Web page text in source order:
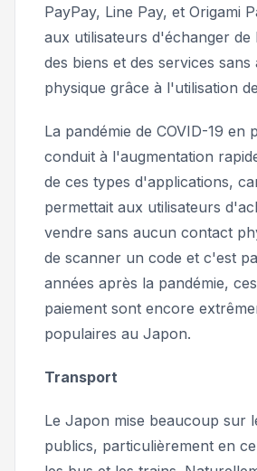
PayPay, Line Pay, et Origami
aux utilisateurs d'échanger
des biens et des services
physique grâce à l'utilisation
La pandémie de COVID-19 en
conduit à l'augmentation
de ces types d'applications,
permettait aux utilisateurs
vendre sans aucun contact
de scanner un code et c'est
années après la pandémie,
paiement sont encore
populaires au Japon.
Transport
Le Japon mise beaucoup sur
publics, particulièrement en